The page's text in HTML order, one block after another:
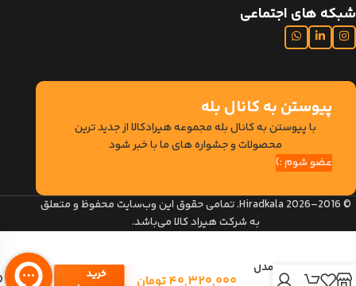
شبکه های اجتماعی
پیوستن به کانال بله
با پیوستن به کانال بله مجموعه هیرادکالا از جدید ترین
محصولات و جشواره های ما با خبر شود
عضو شوم :)
© 2016–2026 Hiradkala. تمامی حقوق این وب‌سایت محفوظ و متعلق
به شرکت هیراد کالا می‌باشد.
هیراد مدل
۴۰,۳۲۰,۰۰۰تومان
خرید